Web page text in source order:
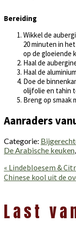
Bereiding
Wikkel de
20 minuten in
op de gloeiende
Haal de
Haal de
Doe de
olijfolie en tahin
Breng op smaak
Aanraders
Categorie:
De Arabische keuken,
Vorig
bericht:
« Lindebloesem &
Volgend
Chinese kool uit de
Interacties
Last